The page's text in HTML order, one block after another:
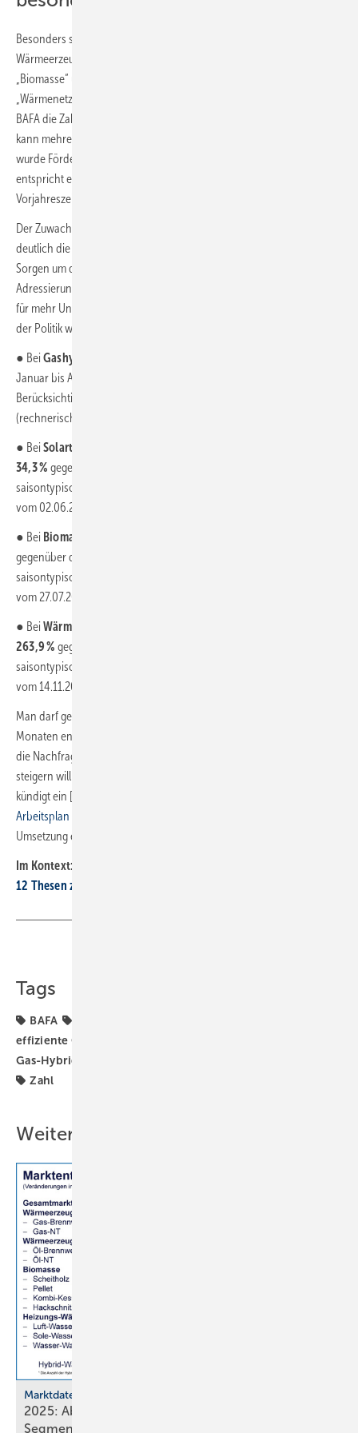
Besonders stark gestiegen ist die Zahl der Förderanträge für
Wärmeerzeuger („Gashybrid und Renewable-Ready“, „Solarthermie“,
„Biomasse“ und „Wärmepumpen“; hier nicht berücksichtigt:
„Wärmenetze“). Für den Förderschwerpunkt Wärmeerzeuger weist das
BAFA die Zahl der beantragten Wärmeerzeuger aus (ein Förderantrag
kann mehrere Wärmeerzeuger umfassen). Von Januar bis April 2022
wurde Förderung für 122 449 Wärmeerzeuger beantragt, das
entspricht einer Steigerung von 111 % gegenüber dem
Vorjahreszeitraum (57 964 Wärmeerzeuger).
Der Zuwachs ist war allerdings nicht gleichmäßig verteilt und spiegelt
deutlich die jüngsten Entwicklungen bei den Energiepreisen, die
Sorgen um die Versorgungssicherheit bei Erdgas und die
Adressierung der Wärmepumpe als Lösung für die Energiewende und
für mehr Unabhängigkeit von Energieimporten aus Russland seitens
der Politik wider.
● Bei Gashybrid und Renewable-Ready
Januar bis April 2022 bei
Berücksichtigung des saisontypischen Verlaufs am 30.04.2022
(rechnerisch) auf dem Stand vom 25.05.2021.
● Bei Solarthermie
34,3 % gegenüber dem Vorjahr oder unter Berücksichtigung des
saisontypischen Verlaufs am 30.04.2022 (rechnerisch) auf dem Stand
vom 02.06.2021.
● Bei Biomasse
gegenüber dem Vorjahr oder unter Berücksichtigung des
saisontypischen Verlaufs am 30.04.2022 (rechnerisch) auf dem Stand
vom 27.07.2021.
● Bei Wärmepumpen
263,9 % gegenüber dem Vorjahr oder unter Berücksichtigung des
saisontypischen Verlaufs am 30.04.2022 (rechnerisch) auf dem Stand
vom 14.11.2021.
Man darf gespannt sein, wie sich die Antragszahlen in den nächsten
Monaten entwickeln. Es ist kein Geheimnis, dass die Bundesregierung
die Nachfrage insbesondere nach Wärmepumpen noch weiter
steigern will. Schon der
kündigt ein [Gas]-Kesselaustauschprogramm an. In
Arbeitsplan Energieeffizienz
Umsetzung einer BEG-Reform bis zum Sommer 2022 angekündigt. ■
Im Kontext:
12 Thesen zu Wasserstoff: Kein Nachfolger für Gas-Heizungen
Tags
BAFA
effiziente Gebäude
Gas-Hybridheizung
Zahl
Weitere Inhalte
Marktdaten
2025: Absatz von Heiztechnik in 8 von 16
Segmenten im